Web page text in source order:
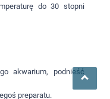
do 30 stopni
akwarium, podnieść
preparatu.